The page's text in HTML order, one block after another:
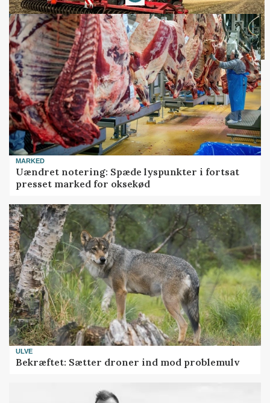
MARKED
Uændret notering: Spæde lyspunkter i fortsat
presset marked for oksekød
ULVE
Bekræftet: Sætter droner ind mod problemulv